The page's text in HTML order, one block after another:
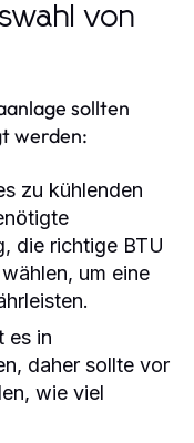
von
sollten
werden:
zu kühlenden
die richtige BTU
um eine
es in
daher sollte vor
wie viel